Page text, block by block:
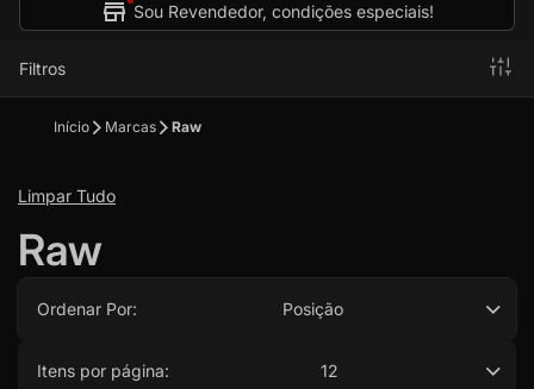
Sou Revendedor, condições especiais!
Raw
Ordenar Por: Posição
Itens por página: 12
Início Marcas Raw
Limpar Tudo
Filtros